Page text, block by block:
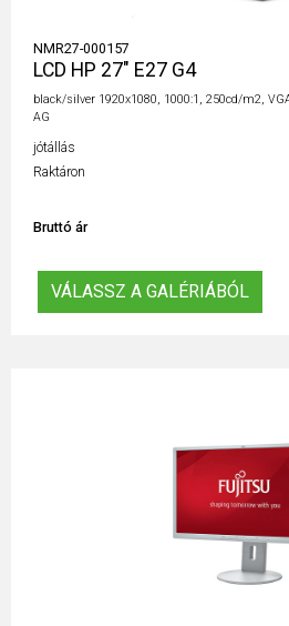
NMR27-000157
LCD HP 27" E27 G4
black/silver 1920x1080, 1000:1, 250cd/m2,
AG
jótállás
Raktáron
Bruttó ár
VÁLASSZ A GALÉRIÁBÓL